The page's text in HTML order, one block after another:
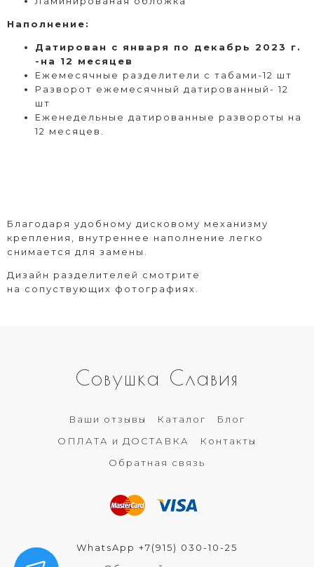
Наполнение:
Датирован с января по декабрь 2023 г.
-на 12 месяцев
Ежемесячные разделители с табами-12 шт
Разворот ежемесячный датированный- 12
шт
Еженедельные датированные развороты на
12 месяцев.
Благодаря удобному дисковому механизму
крепления, внутреннее наполнение легко
снимается для замены.
Дизайн разделителей смотрите
на сопуствующих фотографиях.
Совушка Славия
Ваши отзывы Каталог
Блог
ОПЛАТА и ДОСТАВКА
Контакты
Обратная связь
WhatsApp +7(915) 030-10-25